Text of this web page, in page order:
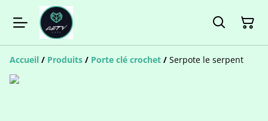
Accueil / Produits / Porte clé crochet / Serpote le serpent